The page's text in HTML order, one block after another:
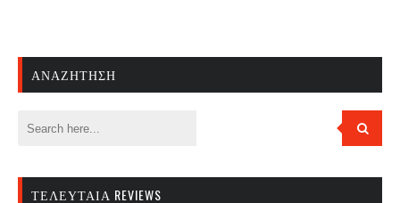
ΑΝΑΖΉΤΗΣΗ
ΤΕΛΕΥΤΑΊΑ REVIEWS